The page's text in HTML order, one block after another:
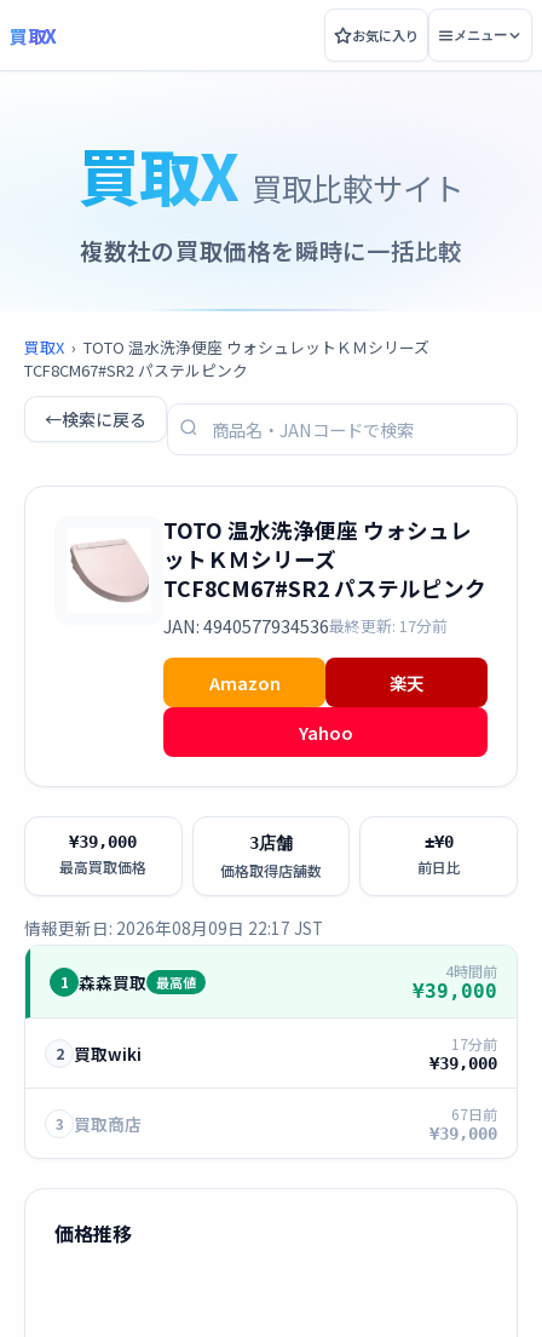
買取X お気に入り メニュー
買取X 買取比較サイト
複数社の買取価格を瞬時に一括比較
買取X › TOTO 温水洗浄便座 ウォシュレットＫＭシリーズ
TCF8CM67#SR2 パステルピンク
←検索に戻る
TOTO 温水洗浄便座 ウォシュレ
ットＫＭシリーズ
TCF8CM67#SR2 パステルピンク
JAN: 4940577934536最終更新: 17分前
Amazon
楽天
Yahoo
¥39,000
最高買取価格
3店舗
価格取得店舗数
±¥0
前日比
情報更新日: 2026年08月09日 22:17 JST
1 森森買取 最高値
4時間前
¥39,000
2 買取wiki 17分前
¥39,000
3 買取商店 67日前
¥39,000
価格推移